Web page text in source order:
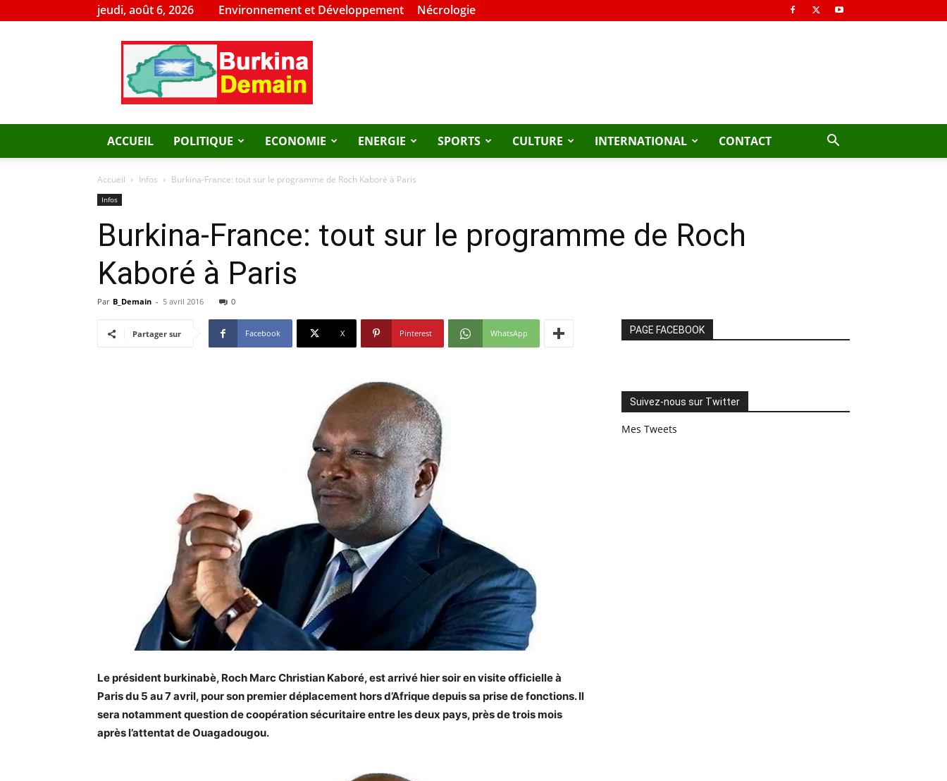
jeudi, août 6, 2026 Environnement et Développement Nécrologie
Burkina
Demain
ACCUEIL POLITIQUE ECONOMIE ENERGIE SPORTS CULTURE INTERNATIONAL CONTACT
Accueil Infos Burkina-France: tout sur le programme de Roch Kaboré à Paris
Infos
Burkina-France: tout sur le programme de Roch
Kaboré à Paris
Par B_Demain - 5 avril 2016 0
Partager sur Facebook X Pinterest WhatsApp
Le président burkinabè, Roch Marc Christian Kaboré, est arrivé hier soir en visite officielle à
Paris du 5 au 7 avril, pour son premier déplacement hors d’Afrique depuis sa prise de fonctions. Il
sera notamment question de coopération sécuritaire entre les deux pays, près de trois mois
après l’attentat de Ouagadougou.
PAGE FACEBOOK
Suivez-nous sur Twitter
Mes Tweets